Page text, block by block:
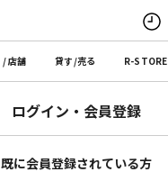
/店舗 貸す/売る R-STORE
ログイン・会員登録
既に会員登録されている方